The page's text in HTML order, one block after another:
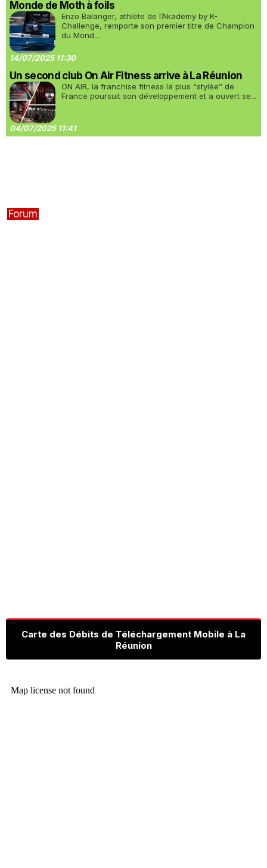
Monde de Moth à foils
Enzo Balanger, athlète de l’Akademy by K-
Challenge, remporte son premier titre de Champion
du Mond...
14/07/2025 11:30
Un second club On Air Fitness arrive à La Réunion
ON AIR, la franchise fitness la plus “stylée” de
France poursuit son développement et a ouvert se...
04/07/2025 11:41
Forum
Carte des Débits de Téléchargement Mobile à La
Réunion